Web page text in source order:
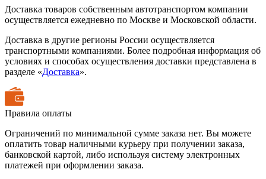
Доставка товаров собственным автотранспортом компании
осуществляется ежедневно по Москве и Московской области.
Доставка в другие регионы России осуществляется
транспортными компаниями. Более подробная информация об
условиях и способах осуществления доставки представлена в
разделе «Доставка».
Правила оплаты
Ограничений по минимальной сумме заказа нет. Вы можете
оплатить товар наличными курьеру при получении заказа,
банковской картой, либо используя систему электронных
платежей при оформлении заказа.